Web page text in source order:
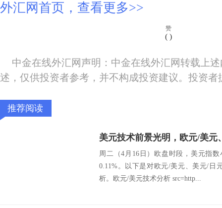
外汇网首页，查看更多>>
赞
( )
中金在线外汇网声明：中金在线外汇网转载上
述，仅供投资者参考，并不构成投资建议。投资
推荐阅读
周二（4月16日）欧盘时段，美元指
0.11%。以下是对欧元/美元、美元/日
析。欧元/美元技术分析 src=http...